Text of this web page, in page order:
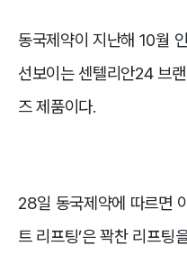
동국제약이 지난해 10월
선보이는 센텔리안24 브
즈 제품이다.
28일 동국제약에 따르면
트 리프팅’은 꽉찬 리프팅